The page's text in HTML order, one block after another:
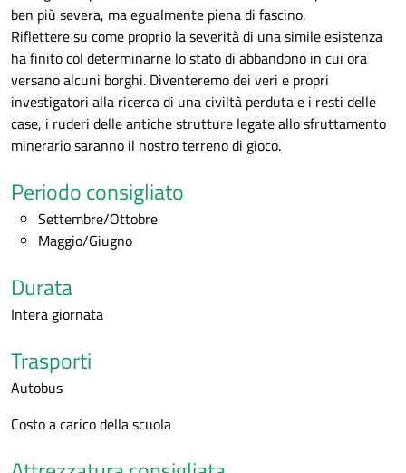
ben più severa, ma egualmente piena di fascino.
Riflettere su come proprio la severità di una simile esistenza
ha finito col determinarne lo stato di abbandono in cui ora
versano alcuni borghi. Diventeremo dei veri e propri
investigatori alla ricerca di una civiltà perduta e i resti delle
case, i ruderi delle antiche strutture legate allo sfruttamento
minerario saranno il nostro terreno di gioco.
Periodo consigliato
Settembre/Ottobre
Maggio/Giugno
Durata
Intera giornata
Trasporti
Autobus
Costo a carico della scuola